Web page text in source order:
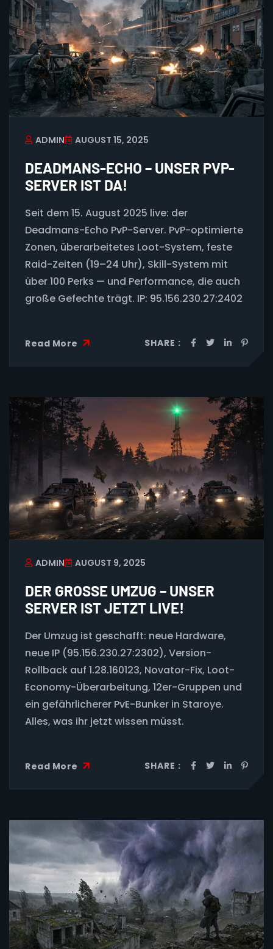
ADMIN AUGUST 15, 2025
DEADMANS-ECHO – UNSER PVP-
SERVER IST DA!
Seit dem 15. August 2025 live: der
Deadmans-Echo PvP-Server. PvP-optimierte
Zonen, überarbeitetes Loot-System, feste
Raid-Zeiten (19–24 Uhr), Skill-System mit
über 100 Perks — und Performance, die auch
große Gefechte trägt. IP: 95.156.230.27:2402
Read More SHARE :
ADMIN AUGUST 9, 2025
DER GROSSE UMZUG – UNSER S
ERVER IST JETZT LIVE!
Der Umzug ist geschafft: neue Hardware,
neue IP (95.156.230.27:2302), Version-
Rollback auf 1.28.160123, Novator-Fix, Loot-
Economy-Überarbeitung, 12er-Gruppen und
ein gefährlicherer PvE-Bunker in Staroye.
Alles, was ihr jetzt wissen müsst.
Read More SHARE :